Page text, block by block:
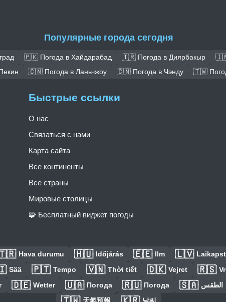
Популярные города сегодня
🇵🇰 Погода в Хайдарабад 🇹🇷 Погода в Диярбакыр 🇮🇳
🇨🇳 Погода в Ланьчжоу 🇨🇳 Погода в Чэнду 🇹🇼
Быстрые ссылки
О нас
Связаться с нами
Карта сайта
Все континенты
Все страны
Мировые столицы
🧩 Бесплатный виджет погоды
Hava durumu 🇭🇺 Időjárás 🇪🇪 Ilm 🇱🇻
Sää 🇵🇹 Tempo 🇻🇳 Thời tiết 🇩🇰 Vejret 🇷🇸
🇩🇪 Wetter 🇺🇦 Погода 🇷🇺 Погода 🇸🇦 الطقس